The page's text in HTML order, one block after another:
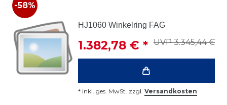
-58%
HJ1060 Winkelring FAG
UVP 3.345,44 €
1.382,78 € *
* inkl. ges. MwSt. zzgl. Versandkosten